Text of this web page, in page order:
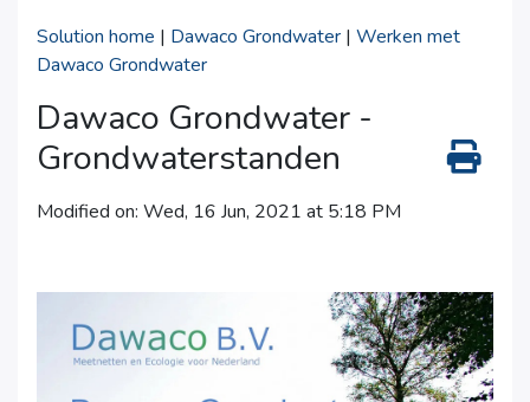
Solution home | Dawaco Grondwater | Werken met
Dawaco Grondwater
Dawaco Grondwater -
Grondwaterstanden
Modified on: Wed, 16 Jun, 2021 at 5:18 PM